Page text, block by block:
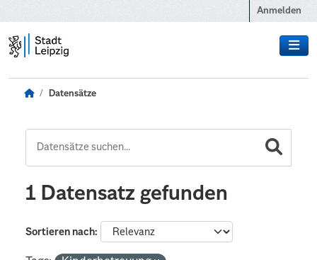
Anmelden
Datensätze
1 Datensatz gefunden
Sortieren nach